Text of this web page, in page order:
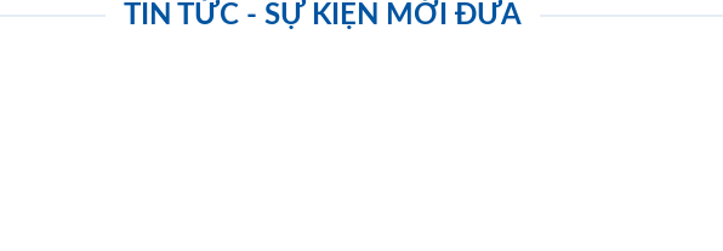
TIN TỨC - SỰ KIỆN MỚI ĐƯA